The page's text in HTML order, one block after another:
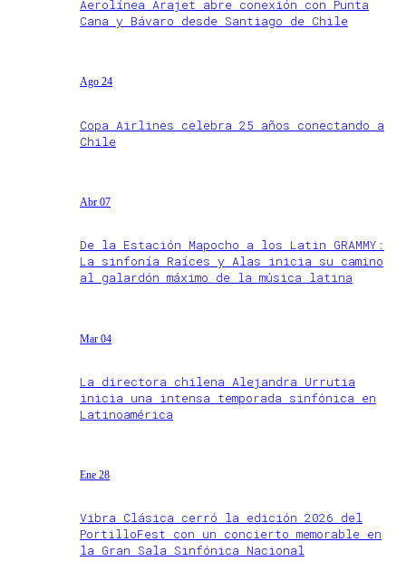
Aerolínea Arajet abre conexión con Punta
Cana y Bávaro desde Santiago de Chile
Ago 24
Copa Airlines celebra 25 años conectando a
Chile
Abr 07
De la Estación Mapocho a los Latin GRAMMY:
La sinfonía Raíces y Alas inicia su camino
al galardón máximo de la música latina
Mar 04
La directora chilena Alejandra Urrutia
inicia una intensa temporada sinfónica en
Latinoamérica
Ene 28
Vibra Clásica cerró la edición 2026 del
PortilloFest con un concierto memorable en
la Gran Sala Sinfónica Nacional